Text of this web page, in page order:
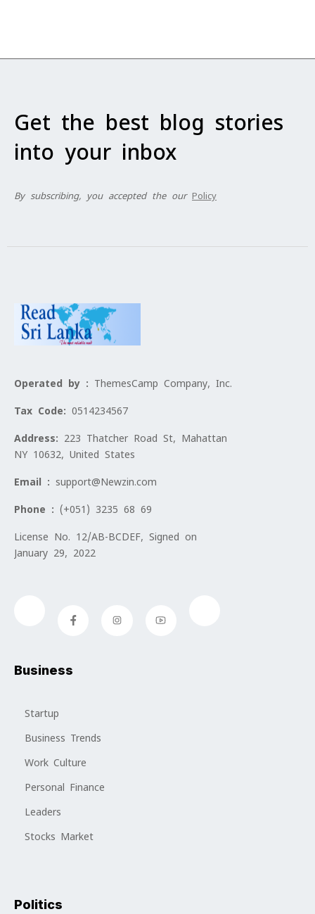
Get the best blog stories
into your inbox
By subscribing, you accepted the our Policy
Operated by : ThemesCamp Company, Inc.
Tax Code: 0514234567
Address: 223 Thatcher Road St, Mahattan
NY 10632, United States
Email : support@Newzin.com
Phone : (+051) 3235 68 69
License No. 12/AB-BCDEF, Signed on
January 29, 2022
Business
Startup
Business Trends
Work Culture
Personal Finance
Leaders
Stocks Market
Politics